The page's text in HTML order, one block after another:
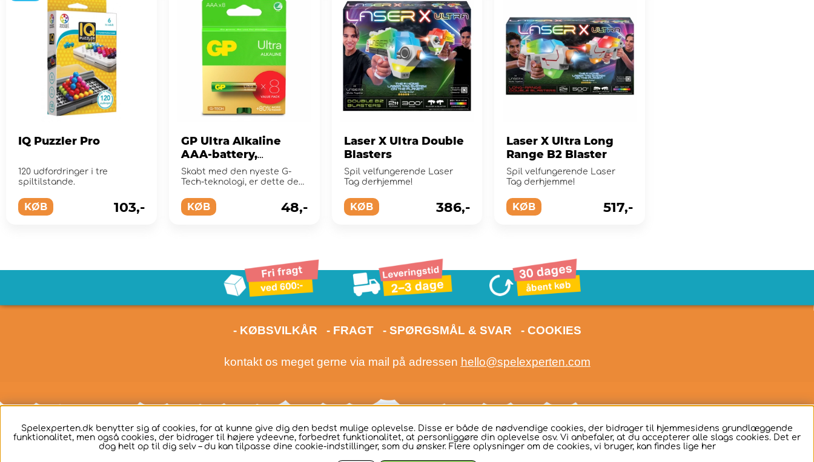
IQ Puzzler Pro
120 udfordringer i tre
spiltilstande.
KØB 103,-
GP Ultra Alkaline
AAA-battery,
24AU/LR03, 8-pc
Skabt med den nyeste G-
Tech-teknologi, er dette det
KØB 48,-
Laser X Ultra Double
Blasters
Spil velfungerende Laser
Tag derhjemme!
KØB 386,-
Laser X Ultra Long
Range B2 Blaster
Spil velfungerende Laser
Tag derhjemme!
KØB 517,-
- KØBSVILKÅR - FRAGT - SPØRGSMÅL & SVAR - COOKIES
kontakt os meget gerne via mail på adressen hello@spelexperten.com
Dansk
Spelexperten.dk benytter sig af cookies, for at kunne give dig den bedst mulige oplevelse. Disse er både de nødvendige cookies, der bidrager til hjemmesidens grundlæggende
funktionalitet, men også cookies, der bidrager til højere ydeevne, forbedret funktionalitet, at personliggøre din oplevelse osv. Vi anbefaler, at du accepterer alle slags cookies. Det er
dog helt op til dig selv – du kan tilpasse dine cookie-indstillinger, som du ønsker. Flere oplysninger om de cookies, vi bruger, kan findes lige her